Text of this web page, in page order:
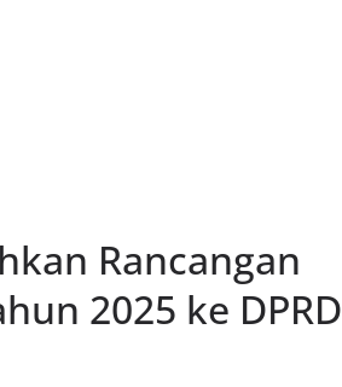
Rancangan
2025 ke DPRD